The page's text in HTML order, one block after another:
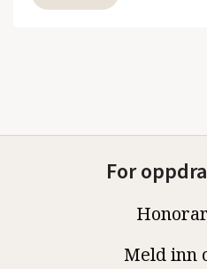
For
Meld inn